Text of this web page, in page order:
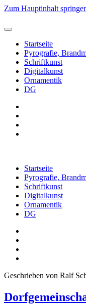
Zum Hauptinhalt
Startseite
Pyrografie,
Schriftkunst
Digitalkunst
Ornamentik
DG
Startseite
Pyrografie,
Schriftkunst
Digitalkunst
Ornamentik
DG
Geschrieben von Ralf